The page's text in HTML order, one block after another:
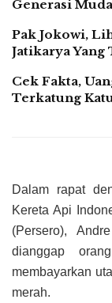
Generasi
Pak Jokowi,
Jatikarya
Cek Fakta,
Terkatung
Dalam rapat
Kereta Api
(Persero),
dianggap
membayarkan
merah.